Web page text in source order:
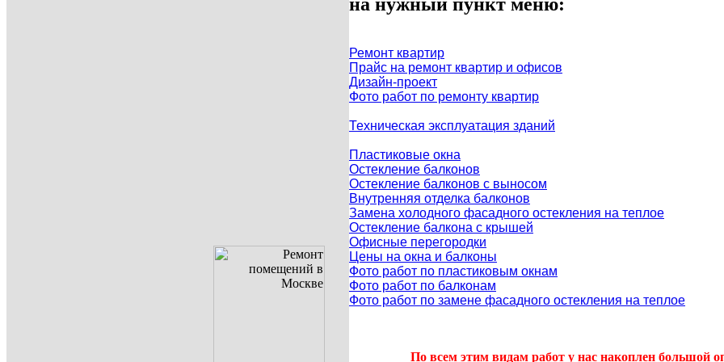
на нужный пункт меню:
Ремонт квартир
Прайс на ремонт квартир и офисов
Дизайн-проект
Фото работ по ремонту квартир
Техническая эксплуатация зданий
Пластиковые окна
Остекление балконов
Остекление балконов с выносом
Внутренняя отделка балконов
Замена холодного фасадного остекления на теплое
Остекление балкона с крышей
Офисные перегородки
Цены на окна и балконы
Фото работ по пластиковым окнам
Фото работ по балконам
Фото работ по замене фасадного остекления на теплое
По всем этим видам работ у нас накоплен большой